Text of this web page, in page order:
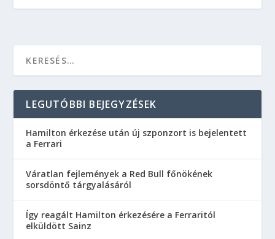
LEGUTÓBBI BEJEGYZÉSEK
Hamilton érkezése után új szponzort is bejelentett
a Ferrari
Váratlan fejlemények a Red Bull főnökének
sorsdöntő tárgyalásáról
Így reagált Hamilton érkezésére a Ferraritól
elküldött Sainz